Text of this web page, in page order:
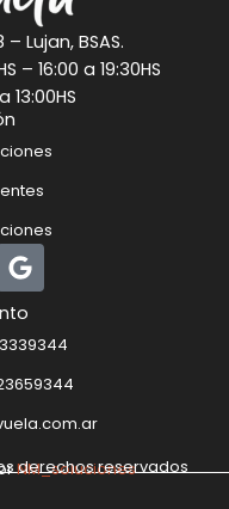
Lujan, BSAS.
– 16:00 a 19:30HS
G
o
o
g
l
e
NM_soluciones
derechos reservados